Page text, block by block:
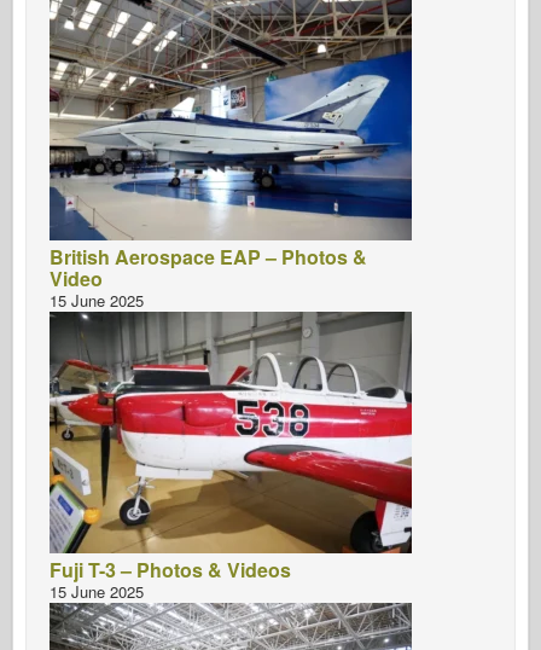
British Aerospace EAP – Photos &
Video
15 June 2025
Fuji T-3 – Photos & Videos
15 June 2025